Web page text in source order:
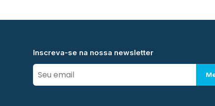
Inscreva-se na nossa newsletter